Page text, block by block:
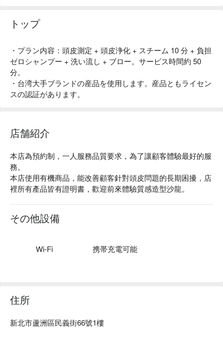
トップ
・プラン内容：頭皮測定 + 頭皮浄化 + スチーム 10 分 + 負担
ゼロシャンプー + 洗い流し + ブロー。サービス時間約 50
分。
・台湾大手ブランドの産品を使用します。産品ともライセン
スの認証があります。
店舗紹介
本店為預約制，一人服務品質要求，為了讓顧客體驗最好的服
務。
本店使用有機商品，能改善顧客針對頭皮問題的長期困擾，店
裡所有產品皆有證明書，歡迎前來體驗質感造型沙龍。
その他設備
Wi-Fi 携帯充電可能
住所
新北市蘆洲區民義街66號1樓